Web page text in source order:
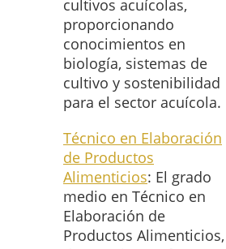
cultivos acuícolas,
proporcionando
conocimientos en
biología, sistemas de
cultivo y sostenibilidad
para el sector acuícola.
Técnico en Elaboración
de Productos
Alimenticios: El grado
medio en Técnico en
Elaboración de
Productos Alimenticios,